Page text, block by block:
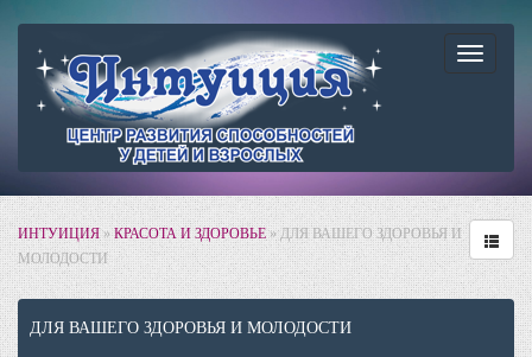
ИНТУИЦИЯ»КРАСОТА И ЗДОРОВЬЕ» ДЛЯ ВАШЕГО ЗДОРОВЬЯ И
МОЛОДОСТИ
ДЛЯ ВАШЕГО ЗДОРОВЬЯ И МОЛОДОСТИ